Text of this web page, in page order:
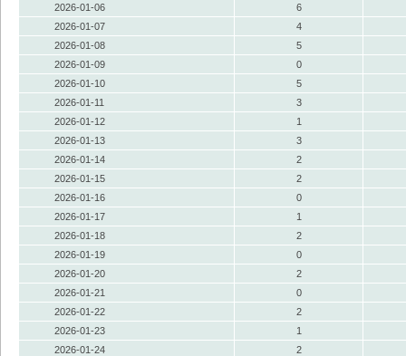
2026-01-06
6
2026-01-07
4
2026-01-08
5
2026-01-09
0
2026-01-10
5
2026-01-11
3
2026-01-12
1
2026-01-13
3
2026-01-14
2
2026-01-15
2
2026-01-16
0
2026-01-17
1
2026-01-18
2
2026-01-19
0
2026-01-20
2
2026-01-21
0
2026-01-22
2
2026-01-23
1
2026-01-24
2